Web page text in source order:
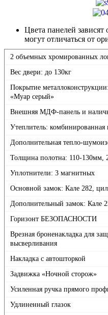
Цвета панелей
могут отличаться от
2 объемных хромированных
Вес двери: до 130кг
Покрытие
«Муар серый»
Внешняя МДФ-панель и
Утеплитель:
Дополнительная тепло-
Толщина полотна: 110-130мм,
Уплотнители: 3 магнитных
Основной замок: Кале 282,
Дополнительный замок: Кале
Горизонт БЕЗОПАСНОСТИ
Врезная броненакладка для
высверливания
Накладка с автошторкой
Задвижка «Ночной сторож»
Усиленная ручка прямого
Удлиненный глазок